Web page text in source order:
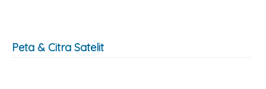
Peta & Citra Satelit